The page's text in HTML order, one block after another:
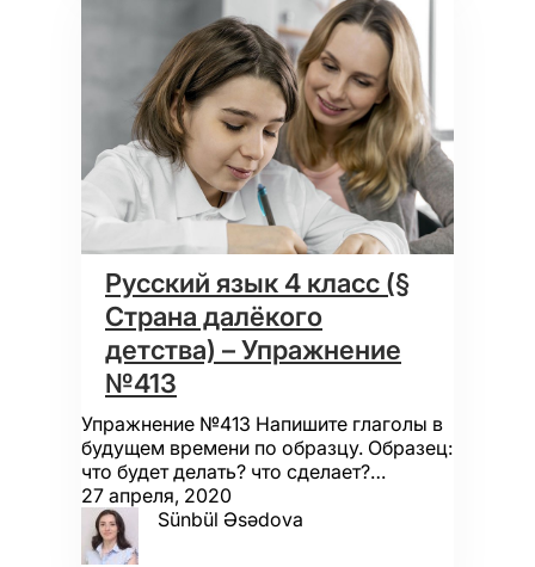
Русский язык 4 класс (§
Страна далёкого
детства) – Упражнение
№413
Упражнение №413 Напишите глаголы в
будущем времени по образцу. Образец:
что будет делать? что сделает?…
27 апреля, 2020
Sünbül Əsədova